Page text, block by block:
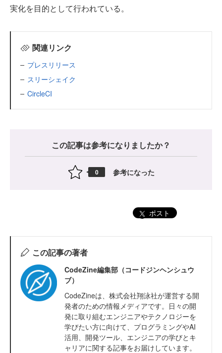
実化を目的として行われている。
関連リンク
プレスリリース
スリーシェイク
CircleCI
この記事は参考になりましたか？
0 参考になった
ポスト
この記事の著者
CodeZine編集部（コードジンヘンシュウ
ブ）
CodeZineは、株式会社翔泳社が運営する開
発者のための情報メディアです。日々の開
発に取り組むエンジニアやテクノロジーを
学びたい方に向けて、プログラミングやAI
活用、開発ツール、エンジニアの学びとキ
ャリアに関する記事をお届けしています。